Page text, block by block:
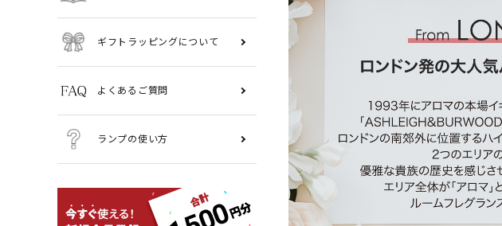
ギフトラッピングについて
よくあるご質問
ランプの使い方